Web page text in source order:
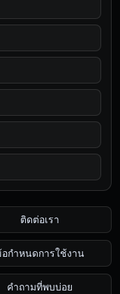
ติดต่อเรา
กำหนดการใช้งาน
คำถามที่พบบ่อย